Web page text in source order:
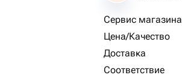
Сервис магазина
Цена/Качество
Доставка
Соответствие